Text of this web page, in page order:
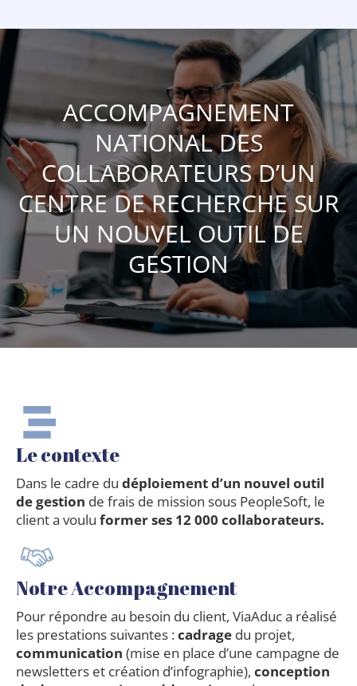
ACCOMPAGNEMENT
NATIONAL DES
COLLABORATEURS D’UN
CENTRE DE RECHERCHE SUR
UN NOUVEL OUTIL DE
GESTION
Le contexte
Dans le cadre du déploiement d’un nouvel outil
de gestion de frais de mission sous PeopleSoft, le
client a voulu former ses 12 000 collaborateurs.
Notre Accompagnement
Pour répondre au besoin du client, ViaAduc a réalisé
les prestations suivantes :cadrage du projet,
communication (mise en place d’une campagne de
newsletters et création d’infographie), conception